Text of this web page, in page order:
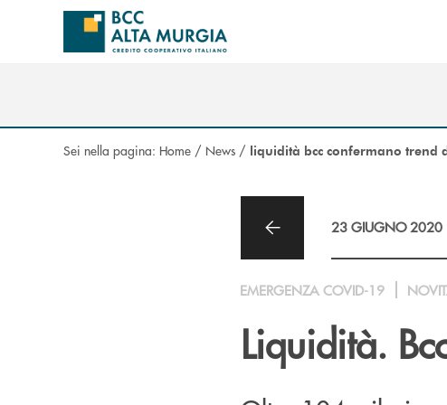
Salta al contenuto principale
Sei nella pagina: Home / News / liquidità bcc confermano trend
23 GIUGNO 2020
EMERGENZA COVID-19
Liquidità.